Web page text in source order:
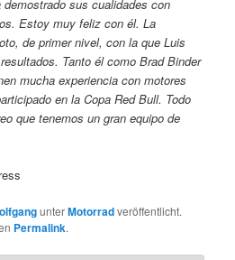
sus cualidades con
Estoy muy feliz con él. La
de primer nivel, con la que Luis
Tanto él como Brad Binder
mucha experiencia con motores
en la Copa Red Bull. Todo
que tenemos un gran equipo de
unterMotorradveröffentlicht.
Permalink.